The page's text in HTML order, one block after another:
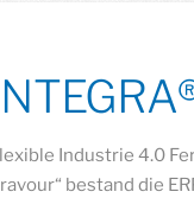
Industrie 4.0
bestand die